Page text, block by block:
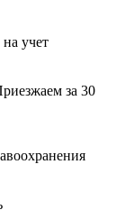
учет
за 30